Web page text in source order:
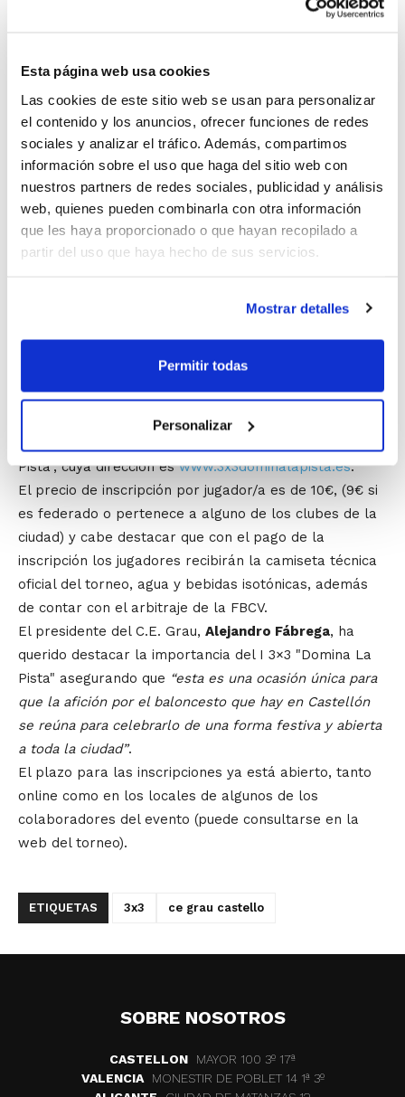
Esta página web usa cookies
Las cookies de este sitio web se usan para personalizar
el contenido y los anuncios, ofrecer funciones de redes
sociales y analizar el tráfico. Además, compartimos
información sobre el uso que haga del sitio web con
nuestros partners de redes sociales, publicidad y análisis
web, quienes pueden combinarla con otra información
que les haya proporcionado o que hayan recopilado a
partir del uso que haya hecho de sus servicios.
Mostrar detalles
Permitir todas
Personalizar
nace con la
baloncesto que tan presente está en Castellón. Es por
colaboración de los demás clubes de la capital de La
Plana:Amics del Bàsquet, Nou Bàsquet Femeníy
Castellón, además del apoyo de la Concejalía de
Deportes, para conseguir que este torneo sea lo más
abierto posible a la ciudadanía.
El torneo se llevará a cabo desde las 09´30 de la
mañana en las instalaciones de la Ciutat Esportiva, y
edades, desde categoría Mini hasta categoría Senior.
Para facilitar a los jugadores información sobre el
torneo y la inscripción al mismo, el C.E. Grau ha puesto
en marcha una página web donde el jugador podrá
Pista", cuya dirección eswww.3x3dominalapista.es.
El precio de inscripción por jugador/a es de 10€, (9€ si
es federado o pertenece a alguno de los clubes de la
ciudad) y cabe destacar que con el pago de la
inscripción los jugadores recibirán la camiseta técnica
oficial del torneo, agua y bebidas isotónicas, además
de contar con el arbitraje de la FBCV.
El presidente del C.E. Grau, Alejandro Fábrega, ha
querido destacar la importancia del I 3×3 "Domina La
Pista" asegurando que “esta es una ocasión única para
que la afición por el baloncesto que hay en Castellón
se reúna para celebrarlo de una forma festiva y abierta
a toda la ciudad”.
El plazo para las inscripciones ya está abierto, tanto
online como en los locales de algunos de los
colaboradores del evento (puede consultarse en la
web del torneo).
ETIQUETAS 3x3 ce grau castello
SOBRE NOSOTROS
CASTELLON
MAYOR 100 3º 17ª
VALENCIA
MONESTIR DE POBLET 14 1ª 3º